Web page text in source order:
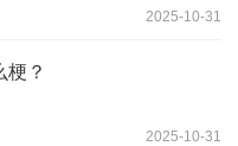
2025-10-31
梗？
2025-10-31